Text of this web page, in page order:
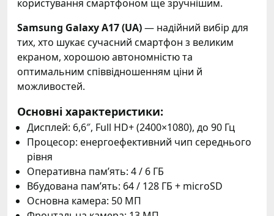
користування смартфоном ще зручнішим.
Samsung Galaxy A17 (UA)— надійний вибір для
тих, хто шукає сучасний смартфон з великим
екраном, хорошою автономністю та
оптимальним співвідношенням ціни й
можливостей.
Основні характеристики:
Дисплей: 6,6″, Full HD+ (2400×1080), до 90 Гц
Процесор: енергоефективний чип середнього
рівня
Оперативна пам’ять: 4 / 6 ГБ
Вбудована пам’ять: 64 / 128 ГБ + microSD
Основна камера: 50 МП